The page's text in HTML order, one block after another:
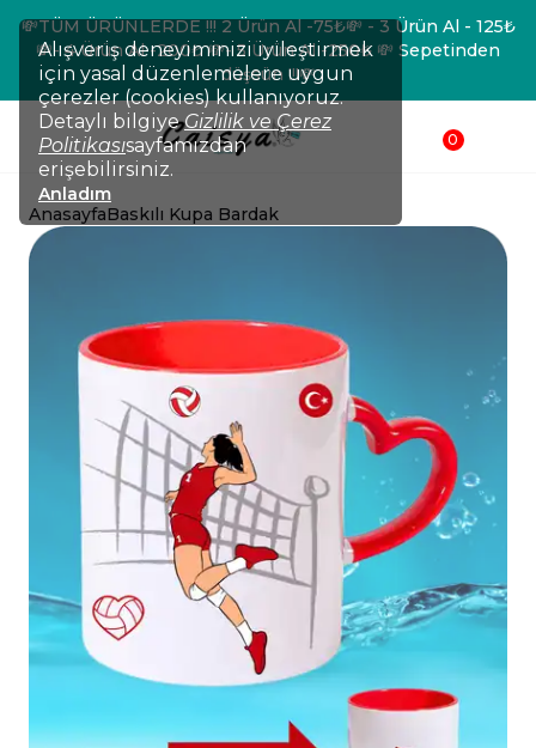
Alışveriş deneyiminizi iyileştirmek
için yasal düzenlemelere uygun
çerezler (cookies) kullanıyoruz.
Detaylı bilgiye Gizlilik ve Çerez
Politikasısayfamızdan
erişebilirsiniz.
Anladım
💸TÜM ÜRÜNLERDE !!! 2 Ürün Al -75₺💸 - 3 Ürün Al - 125₺
💸- 4 Ürün Al -200₺ 💸- 5 Ürün Al -250₺ 💸 Sepetinden
düşsün !!!💸
0
AnasayfaBaskılı Kupa Bardak